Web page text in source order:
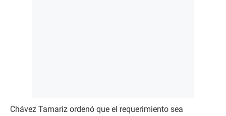
Chávez Tamariz ordenó que el requerimiento sea